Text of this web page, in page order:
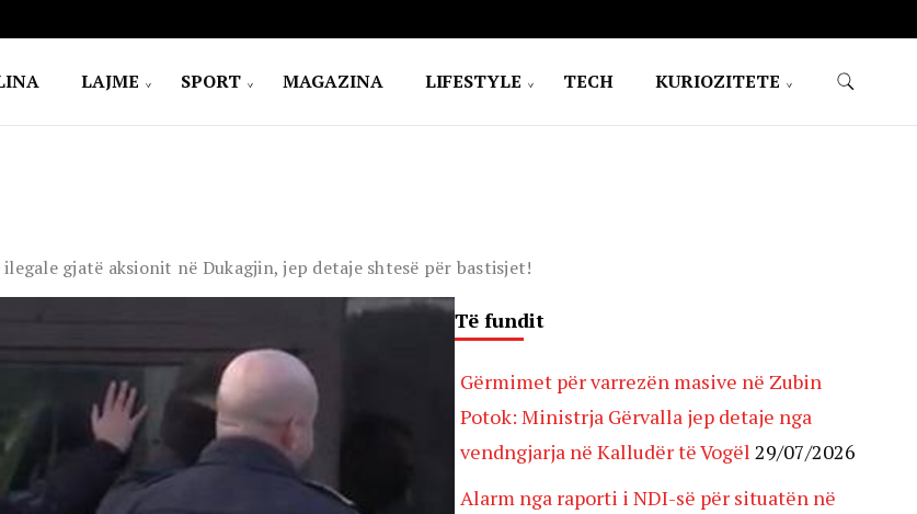
LAJME SPORT MAGAZINA LIFESTYLE TECH KURIOZITETE
gjatë aksionit në Dukagjin, jep detaje shtesë për bastisjet!
Të fundit
Gërmimet për varrezën masive në Zubin
Potok: Ministrja Gërvalla jep detaje nga
vendngjarja në Kalludër të Vogël 29/07/2026
Alarm nga raporti i NDI-së për situatën në